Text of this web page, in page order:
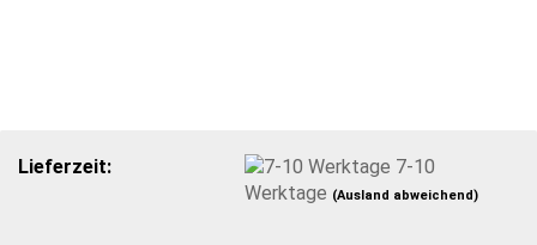
Lieferzeit:
7-10
Werktage (Ausland abweichend)